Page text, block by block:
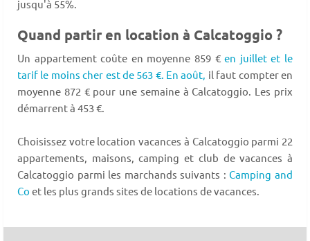
jusqu'à 55%.
Quand partir en location à Calcatoggio ?
Un appartement coûte en moyenne 859 €en juillet et le
tarif le moins cher est de 563 €. En août, il faut compter en
moyenne 872 € pour une semaine à Calcatoggio. Les prix
démarrent à 453 €.
Choisissez votre location vacances à Calcatoggio parmi 22
appartements, maisons, camping et club de vacances à
Calcatoggio parmi les marchands suivants :Camping and
Co et les plus grands sites de locations de vacances.